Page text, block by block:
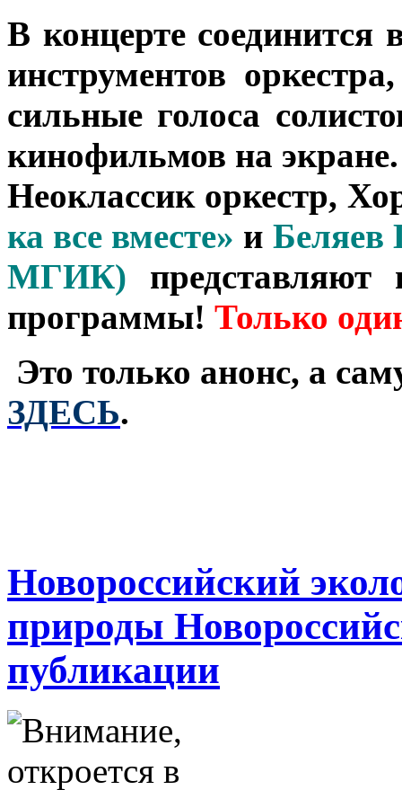
В концерте
инструментов
сильные голоса
кинофильмов на экране.
Неоклассик оркестр,
ка все вместе» и Беляев
МГИК) представляют
программы! Только
Это только анонс, а
ЗДЕСЬ.
Новороссийский
природы
публикации